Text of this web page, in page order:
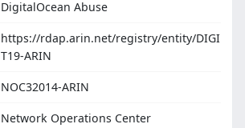
DigitalOcean Abuse
https://rdap.arin.net/registry/entity/DIGI
T19-ARIN
NOC32014-ARIN
Network Operations Center